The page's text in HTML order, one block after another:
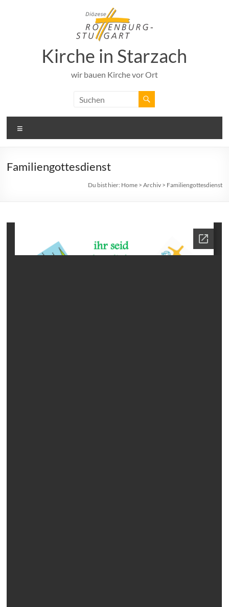
Kirche in Starzach
wir bauen Kirche vor Ort
Familiengottesdienst
Du bist hier: Home> Archiv> Familiengottesdienst